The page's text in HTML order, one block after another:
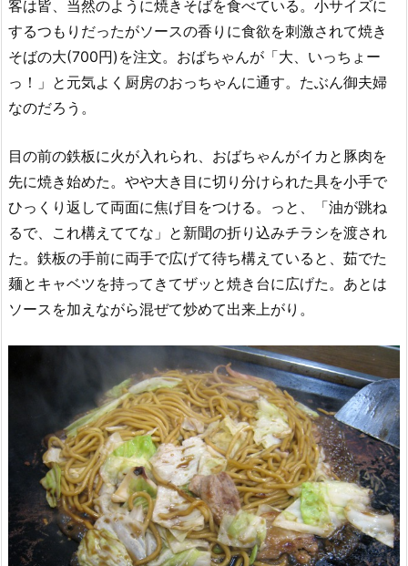
客は皆、当然のように焼きそばを食べている。小サイズに
するつもりだったがソースの香りに食欲を刺激されて焼き
そばの大(700円)を注文。おばちゃんが「大、いっちょー
っ！」と元気よく厨房のおっちゃんに通す。たぶん御夫婦
なのだろう。
目の前の鉄板に火が入れられ、おばちゃんがイカと豚肉を
先に焼き始めた。やや大き目に切り分けられた具を小手で
ひっくり返して両面に焦げ目をつける。っと、「油が跳ね
るで、これ構えててな」と新聞の折り込みチラシを渡され
た。鉄板の手前に両手で広げて待ち構えていると、茹でた
麺とキャベツを持ってきてザッと焼き台に広げた。あとは
ソースを加えながら混ぜて炒めて出来上がり。